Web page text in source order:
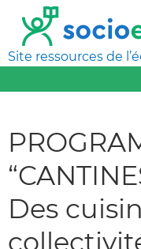
Site ressources de
Des